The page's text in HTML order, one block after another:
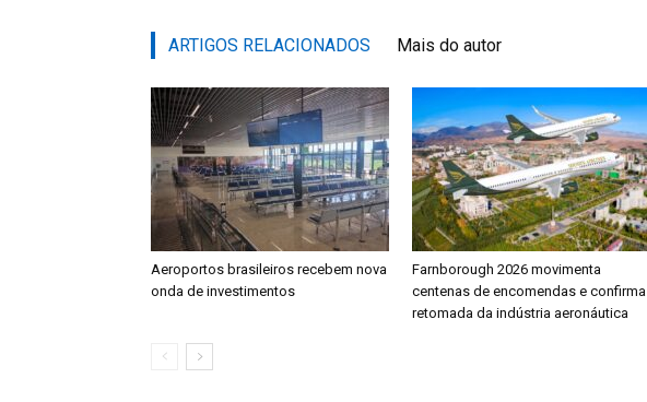
ARTIGOS RELACIONADOS Mais do autor
Aeroportos brasileiros recebem nova
onda de investimentos
Farnborough 2026 movimenta
centenas de encomendas e confirma
retomada da indústria aeronáutica